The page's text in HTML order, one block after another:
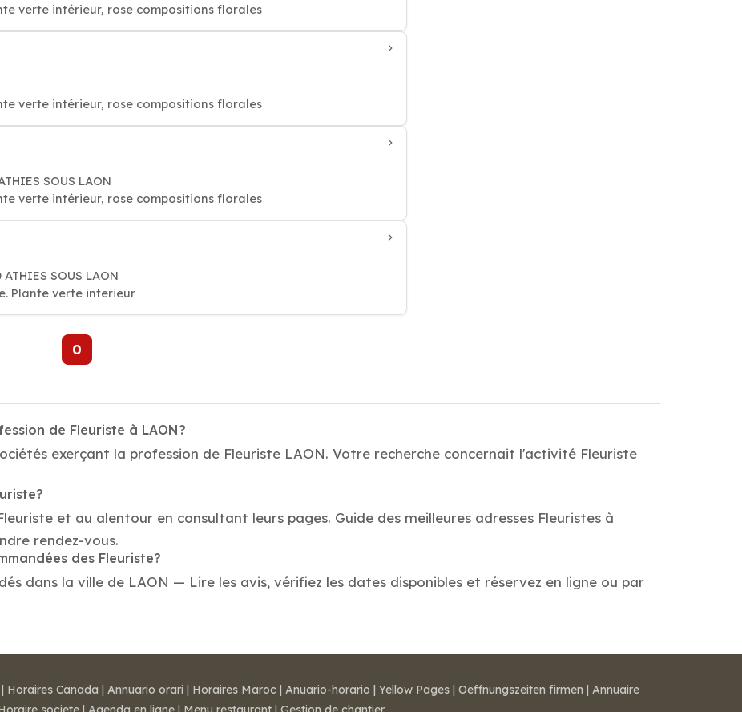
verte intérieur, rose compositions florales
verte intérieur, rose compositions florales
SOUS LAON
verte intérieur, rose compositions florales
SOUS LAON
Plante verte interieur
0
de Fleuriste à LAON?
exerçant la profession de Fleuriste LAON. Votre recherche concernait l'activité Fleuriste
et au alentour en consultant leurs pages. Guide des meilleures adresses Fleuristes à
rendez-vous.
des Fleuriste?
dans la ville de LAON — Lire les avis, vérifiez les dates disponibles et réservez en ligne ou par
| Horaires Canada | Annuario orari | Horaires Maroc | Anuario-horario | Yellow Pages | Oeffnungszeiten firmen | Annuaire